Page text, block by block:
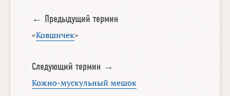
← Предыдущий термин
«Ковшичек»
Следующий термин →
Кожно-мускульный мешок